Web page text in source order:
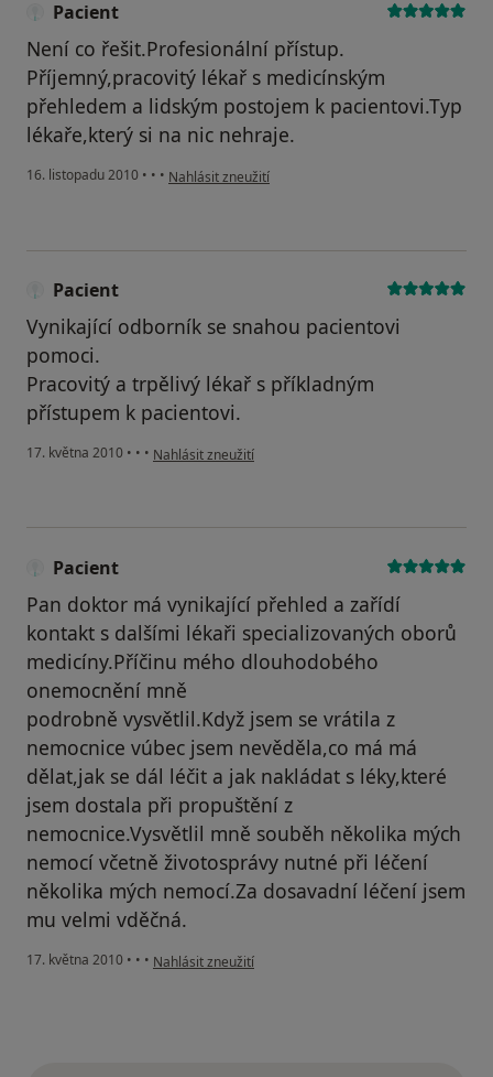
Pacient
Není co řešit.Profesionální přístup.
Příjemný,pracovitý lékař s medicínským
přehledem a lidským postojem k pacientovi.Typ
lékaře,který si na nic nehraje.
16. listopadu 2010 • • • podle názoru uživatele Pacient
Nahlásit zneužití
Pacient
Vynikající odborník se snahou pacientovi
pomoci.
Pracovitý a trpělivý lékař s příkladným
přístupem k pacientovi.
17. května 2010 • • • podle názoru uživatele Pacient
Nahlásit zneužití
Pacient
Pan doktor má vynikající přehled a zařídí
kontakt s dalšími lékaři specializovaných oborů
medicíny.Příčinu mého dlouhodobého
onemocnění mně
podrobně vysvětlil.Když jsem se vrátila z
nemocnice vúbec jsem nevěděla,co má má
dělat,jak se dál léčit a jak nakládat s léky,které
jsem dostala při propuštění z
nemocnice.Vysvětlil mně souběh několika mých
nemocí včetně životosprávy nutné při léčení
několika mých nemocí.Za dosavadní léčení jsem
mu velmi vděčná.
17. května 2010 • • • podle názoru uživatele Pacient
Nahlásit zneužití